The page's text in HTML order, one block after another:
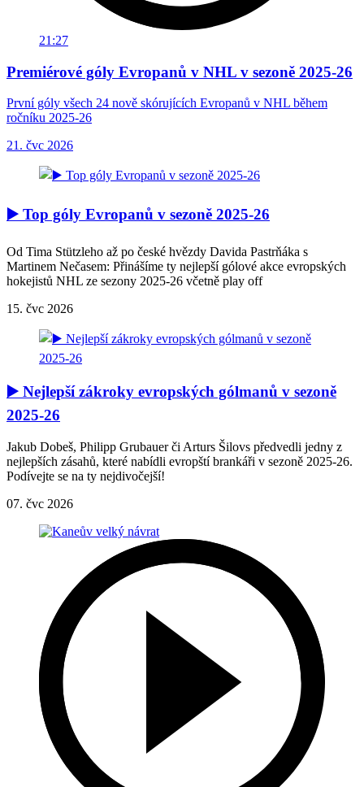
21:27
Premiérové góly Evropanů v NHL v sezoně 2025-26
První góly všech 24 nově skórujících Evropanů v NHL během
ročníku 2025-26
21. čvc 2026
▶️ Top góly Evropanů v sezoně 2025-26
Od Tima Stützleho až po české hvězdy Davida Pastrňáka s
Martinem Nečasem: Přinášíme ty nejlepší gólové akce evropských
hokejistů NHL ze sezony 2025-26 včetně play off
15. čvc 2026
▶️ Nejlepší zákroky evropských gólmanů v sezoně
2025-26
Jakub Dobeš, Philipp Grubauer či Arturs Šilovs předvedli jedny z
nejlepších zásahů, které nabídli evropští brankáři v sezoně 2025-26.
Podívejte se na ty nejdivočejší!
07. čvc 2026